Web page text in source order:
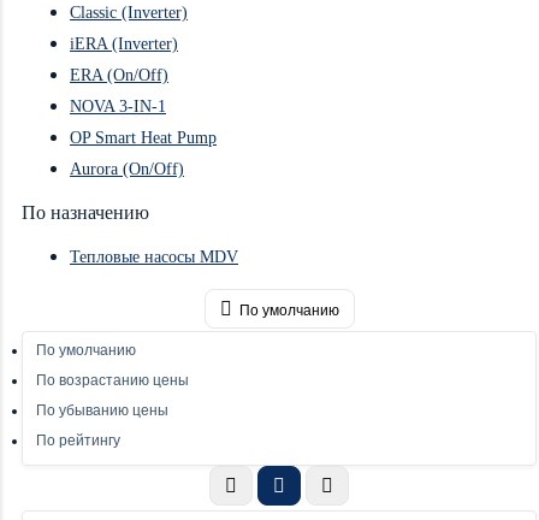
Classic (Inverter)
iERA (Inverter)
ERA (On/Off)
NOVA 3-IN-1
OP Smart Heat Pump
Aurora (On/Off)
По назначению
Тепловые насосы MDV
По умолчанию
По умолчанию
По возрастанию цены
По убыванию цены
По рейтингу